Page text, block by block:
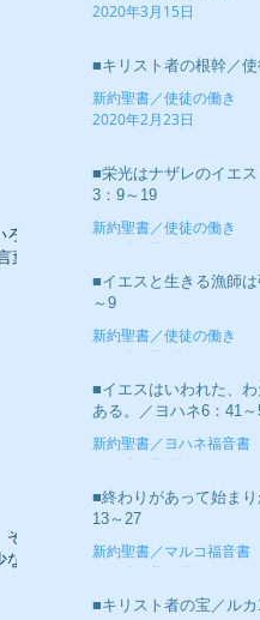
2020年3月15日
■キリスト者の根幹／
新約聖書／使徒の働き
2020年2月23日
■栄光はナザレのイエ
3：9～19
新約聖書／使徒の働き
2020年2月16日
■イエスと生きる漁師
～9
新約聖書／使徒の働き
2020年2月9日
■イエスはいわれた、
ある。／ヨハネ6：41
新約聖書／ヨハネ福音書
2020年2月2日
■終わりがあって始まり
13～27
新約聖書／マルコ福音書
2020年1月26日
■キリスト者の宝／ル